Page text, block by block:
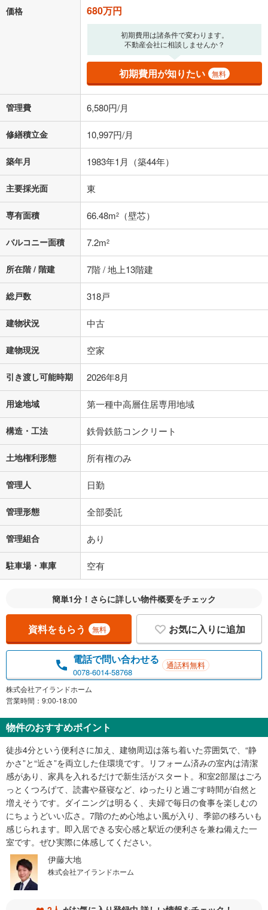
上、ご自身での入力をお願いいたします。初期設定で自動入力されてい
る値は、実際の金融機関等における貸出金利とは何ら関係がなく、実際
済方法「元利均等返済」にて算出しております。入力された金利を35年
適用した場合の計算結果を表示しています。
その他月額費用や、初期費用がかかります。ご注意ください。実際にお
借り入れの際は各金融機関等に、必ずご自身でご確認をお願いいたしま
条件によってお借り入れができないことがあります。
不動産会社に購入相談をする 無料
閉じる
価格 680万円
初期費用は諸条件で変わります。
不動産会社に相談しませんか？
初期費用が知りたい 無料
管理費 6,580円/月
修繕積立金 10,997円/月
築年月 1983年1月（築44年）
主要採光面 東
専有面積 66.48m2 （壁芯）
バルコニー面積 7.2m2
所在階 / 階建 7階 / 地上13階建
総戸数 318戸
建物状況 中古
建物現況 空家
引き渡し可能時期 2026年8月
用途地域 第一種中高層住居専用地域
構造・工法 鉄骨鉄筋コンクリート
土地権利形態 所有権のみ
管理人 日勤
管理形態 全部委託
管理組合 あり
駐車場・車庫 空有
簡単1分！さらに詳しい物件概要をチェック
資料をもらう 無料 お気に入りに追加
電話で問い合わせる
0078-6014-58768
通話料無料
株式会社アイランドホーム
営業時間：9:00-18:00
物件のおすすめポイント
徒歩4分という便利さに加え、建物周辺は落ち着いた雰囲気で、“静
かさ”と“近さ”を両立した住環境です。リフォーム済みの室内は清潔
感があり、家具を入れるだけで新生活がスタート。和室2部屋はごろ
っとくつろげて、読書や昼寝など、ゆったりと過ごす時間が自然と
増えそうです。ダイニングは明るく、夫婦で毎日の食事を楽しむの
にちょうどいい広さ。7階のため心地よい風が入り、季節の移ろいも
感じられます。即入居できる安心感と駅近の便利さを兼ね備えた一
室です。ぜひ実際に体感してください。
伊藤大地
株式会社アイランドホーム